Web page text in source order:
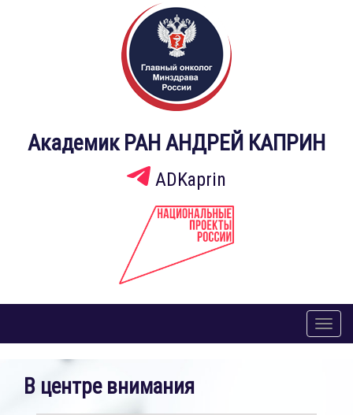
Академик РАН АНДРЕЙ КАПРИН
ADKaprin
В центре внимания